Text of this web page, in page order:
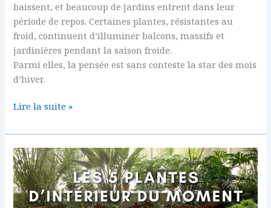
baissent, et beaucoup de jardins entrent dans leur
période de repos. Certaines plantes, résistantes au
froid, continuent d’illuminer balcons, massifs et
jardinières pendant la saison froide.
Parmi elles, la pensée est sans conteste la star des mois
d’hiver.
Lire la suite »
LES
5
PLANTES
D’INTÉRIEUR